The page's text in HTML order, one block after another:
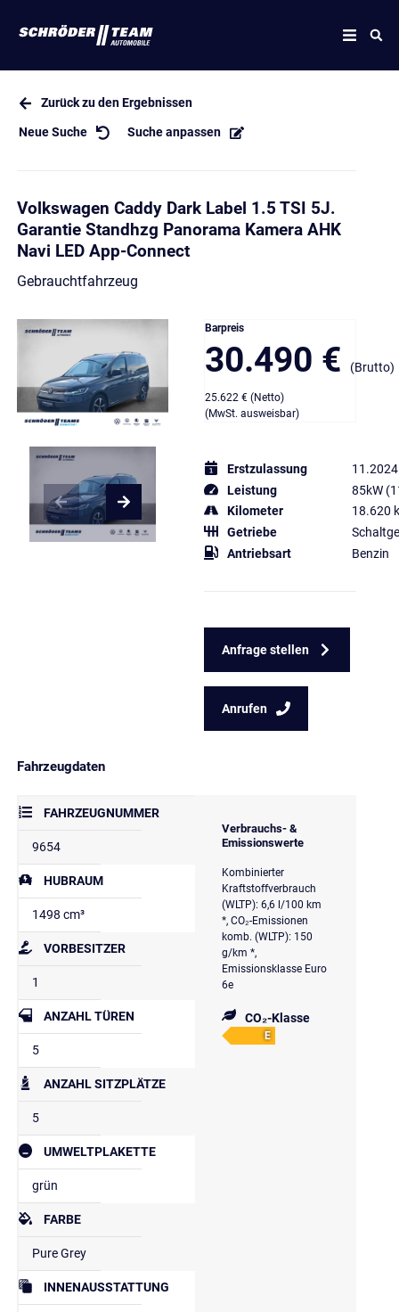
Zurück zu den Ergebnissen
Neue Suche Suche anpassen
Volkswagen Caddy Dark Label 1.5 TSI 5J.
Garantie Standhzg Panorama Kamera AHK
Navi LED App-Connect
Gebrauchtfahrzeug
Barpreis
30.490 € (Brutto)
25.622 € (Netto)
(MwSt. ausweisbar)
Erstzulassung
11.2024
Leistung
85kW
Kilometer
18.620
Getriebe
Antriebsart
Benzin
Anfrage stellen
Anrufen
Fahrzeugdaten
FAHRZEUGNUMMER
9654
HUBRAUM
1498 cm³
VORBESITZER
1
ANZAHL TÜREN
5
ANZAHL SITZPLÄTZE
5
UMWELTPLAKETTE
grün
FARBE
Pure Grey
INNENAUSSTATTUNG
Verbrauchs- &
Emissionswerte
Kombinierter
Kraftstoffverbrauch
(WLTP): 6,6 l/100 km
*, CO₂-Emissionen
komb. (WLTP): 150
g/km *,
Emissionsklasse Euro
6e
CO₂-Klasse
E